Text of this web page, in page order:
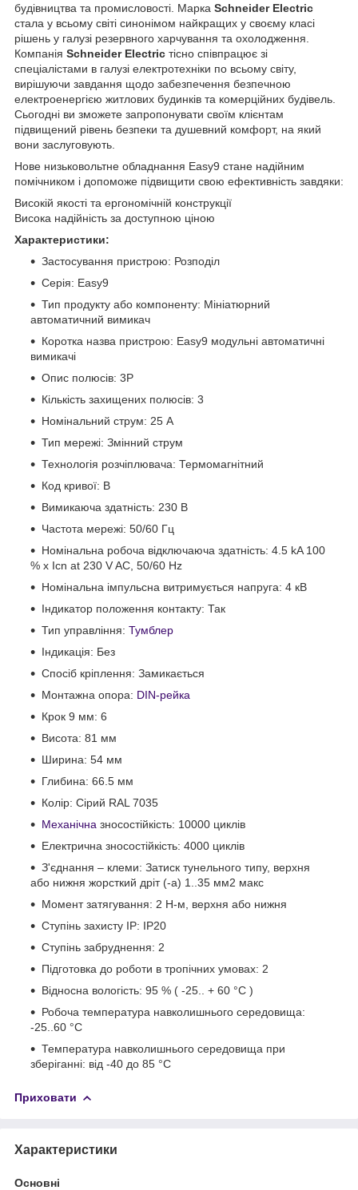
будівництва та промисловості. Марка Schneider Electric
стала у всьому світі синонімом найкращих у своєму класі
рішень у галузі резервного харчування та охолодження.
Компанія Schneider Electric тісно співпрацює зі
спеціалістами в галузі електротехніки по всьому світу,
вирішуючи завдання щодо забезпечення безпечною
електроенергією житлових будинків та комерційних будівель.
Сьогодні ви зможете запропонувати своїм клієнтам
підвищений рівень безпеки та душевний комфорт, на який
вони заслуговують.
Нове низьковольтне обладнання Easy9 стане надійним
помічником і допоможе підвищити свою ефективність завдяки:
Високій якості та ергономічній конструкції
Висока надійність за доступною ціною
Характеристики:
Застосування пристрою: Розподіл
Серія: Easy9
Тип продукту або компоненту: Мініатюрний
автоматичний вимикач
Коротка назва пристрою: Easy9 модульні автоматичні
вимикачі
Опис полюсів: 3P
Кількість захищених полюсів: 3
Номінальний струм: 25 А
Тип мережі: Змінний струм
Технологія розчіплювача: Термомагнітний
Код кривої: B
Вимикаюча здатність: 230 В
Частота мережі: 50/60 Гц
Номінальна робоча відключаюча здатність: 4.5 kA 100
% x Icn at 230 V AC, 50/60 Hz
Номінальна імпульсна витримується напруга: 4 кВ
Індикатор положення контакту: Так
Тип управління: Тумблер
Індикація: Без
Спосіб кріплення: Замикається
Монтажна опора: DIN-рейка
Крок 9 мм: 6
Висота: 81 мм
Ширина: 54 мм
Глибина: 66.5 мм
Колір: Сірий RAL 7035
Механічна зносостійкість: 10000 циклів
Електрична зносостійкість: 4000 циклів
З'єднання – клеми: Затиск тунельного типу, верхня
або нижня жорсткий дріт (-а) 1..35 мм2 макс
Момент затягування: 2 Н-м, верхня або нижня
Ступінь захисту IP: IP20
Ступінь забруднення: 2
Підготовка до роботи в тропічних умовах: 2
Відносна вологість: 95 % ( -25.. + 60 °C )
Робоча температура навколишнього середовища:
-25..60 °C
Температура навколишнього середовища при
зберіганні: від -40 до 85 °C
Приховати
Характеристики
Основні